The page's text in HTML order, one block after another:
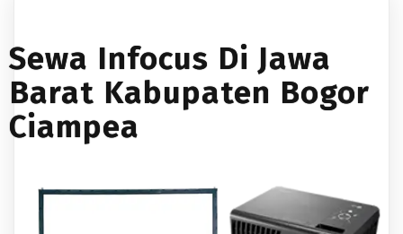
Sewa Infocus Di Jawa
Barat Kabupaten Bogor
Ciampea